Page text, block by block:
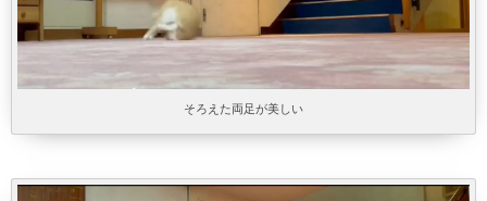
そろえた両足が美しい